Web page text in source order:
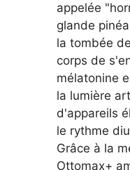
appelée
glande
la tombée
corps de
mélatonine
la lumière
d'appareils
le rythme
Grâce à la
Ottomax+